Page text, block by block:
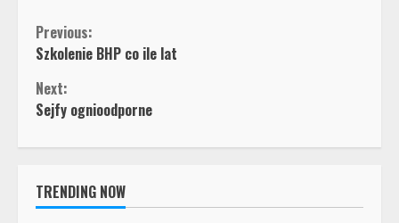
Continue
Reading
Previous:
Szkolenie BHP co ile lat
Next:
Sejfy ognioodporne
TRENDING NOW